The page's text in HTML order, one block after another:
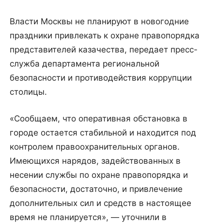
Власти Москвы не планируют в новогодние
праздники привлекать к охране правопорядка
представителей казачества, передает пресс-
служба департамента региональной
безопасности и противодействия коррупции
столицы.
«Сообщаем, что оперативная обстановка в
городе остается стабильной и находится под
контролем правоохранительных органов.
Имеющихся нарядов, задействованных в
несении службы по охране правопорядка и
безопасности, достаточно, и привлечение
дополнительных сил и средств в настоящее
время не планируется», — уточнили в